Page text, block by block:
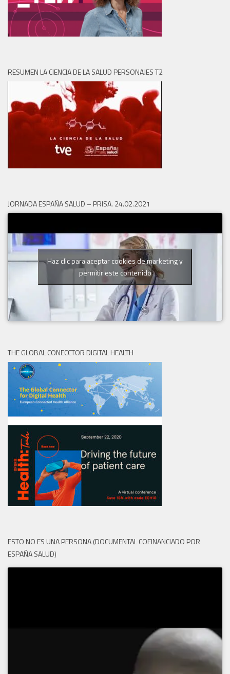
RESUMEN LA CIENCIA DE LA SALUD PERSONAJES T2
JORNADA ESPAÑA SALUD – PRISA. 24.02.2021
Haz clic para aceptar cookies de marketing y
permitir este contenido
THE GLOBAL CONECCTOR DIGITAL HEALTH
ESTO NO ES UNA PERSONA (DOCUMENTAL COFINANCIADO POR
ESPAÑA SALUD)